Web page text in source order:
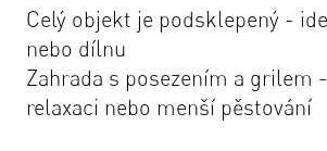
Celý objekt je podsklepený -
nebo dílnu
Zahrada s posezením a grilem
relaxaci nebo menší pěstování